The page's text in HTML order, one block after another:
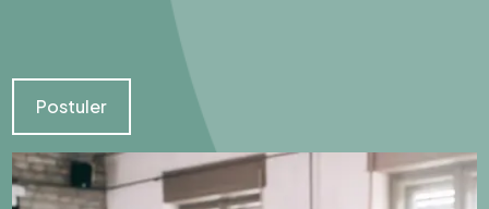
Postuler